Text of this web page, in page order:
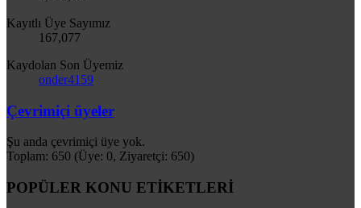
Kayıtlı Üye Sayımız
167,077
Kaydolan Son Üyemiz
onder4159
Çevrimiçi üyeler
Şu anda çevrimiçi üye yok.
Toplam: 650 (Üye: 0, Ziyaretçi: 650)
POPÜLER KONU ETİKETLERİ